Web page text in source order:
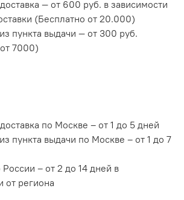
— от 600 руб. в зависимости
(Бесплатно от 20.000)
пункта выдачи — от 300 руб.
7000)
по Москве – от 1 до 5 дней
пункта выдачи по Москве – от 1 до 7
России – от 2 до 14 дней в
от региона